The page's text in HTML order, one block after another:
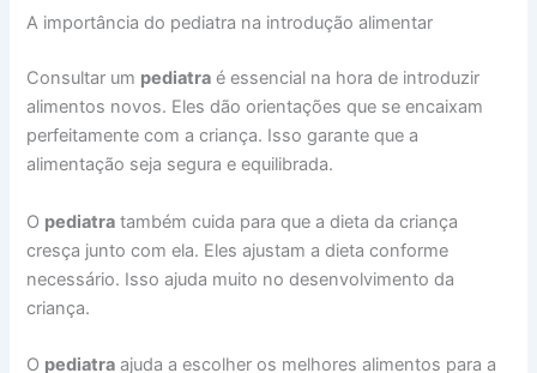
A importância do pediatra na introdução alimentar
Consultar um pediatra é essencial na hora de introduzir
alimentos novos. Eles dão orientações que se encaixam
perfeitamente com a criança. Isso garante que a
alimentação seja segura e equilibrada.
O pediatra também cuida para que a dieta da criança
cresça junto com ela. Eles ajustam a dieta conforme
necessário. Isso ajuda muito no desenvolvimento da
criança.
O pediatra ajuda a escolher os melhores alimentos para a